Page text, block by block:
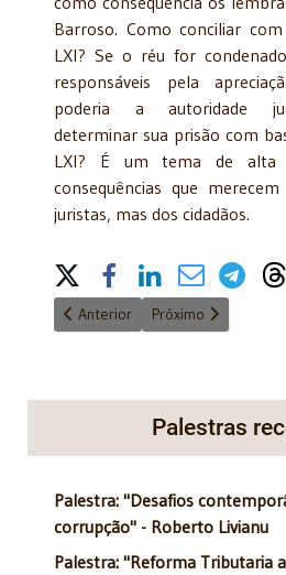
Barroso. Como conciliar
LXI? Se o réu for
responsáveis pela
poderia a autoridade
determinar sua prisão com
LXI? É um tema de alta
consequências que
juristas, mas dos cidadãos.
Share on Social
Artigo anterior: Políticos e
Anterior Próximo artigo: No
Próximo
Palestras
Palestra: "Desafios
corrupção" - Roberto Livianu
Palestra: "Reforma Tributaria